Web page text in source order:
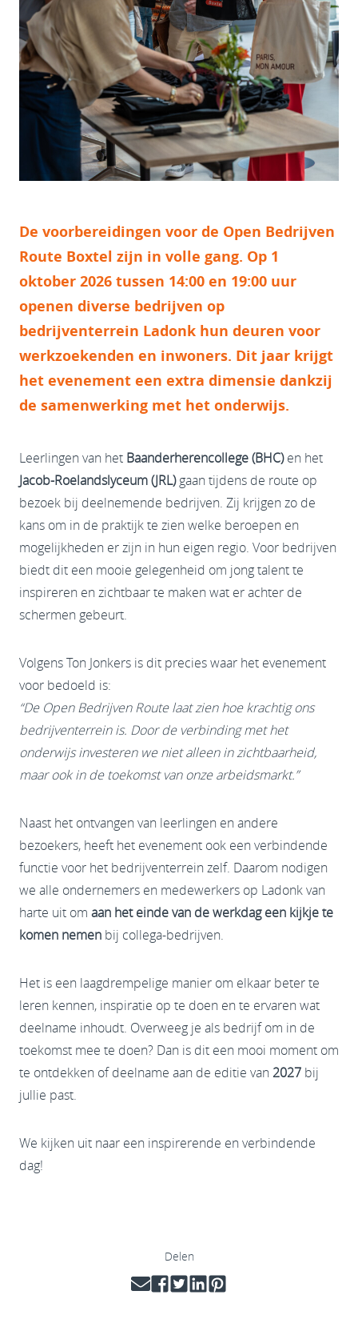
De voorbereidingen voor de Open Bedrijven
Route Boxtel zijn in volle gang. Op 1
oktober 2026 tussen 14:00 en 19:00 uur
openen diverse bedrijven op
bedrijventerrein Ladonk hun deuren voor
werkzoekenden en inwoners. Dit jaar krijgt
het evenement een extra dimensie dankzij
de samenwerking met het onderwijs.
Leerlingen van het Baanderherencollege (BHC)en het
Jacob-Roelandslyceum (JRL)gaan tijdens de route op
bezoek bij deelnemende bedrijven. Zij krijgen zo de
kans om in de praktijk te zien welke beroepen en
mogelijkheden er zijn in hun eigen regio. Voor bedrijven
biedt dit een mooie gelegenheid om jong talent te
inspireren en zichtbaar te maken wat er achter de
schermen gebeurt.
Volgens Ton Jonkers is dit precies waar het evenement
voor bedoeld is:
“De Open Bedrijven Route laat zien hoe krachtig ons
bedrijventerrein is. Door de verbinding met het
onderwijs investeren we niet alleen in zichtbaarheid,
maar ook in de toekomst van onze arbeidsmarkt.”
Naast het ontvangen van leerlingen en andere
bezoekers, heeft het evenement ook een verbindende
functie voor het bedrijventerrein zelf. Daarom nodigen
we alle ondernemers en medewerkers op Ladonk van
harte uit om aan het einde van de werkdag een kijkje te
komen nemen bij collega-bedrijven.
Het is een laagdrempelige manier om elkaar beter te
leren kennen, inspiratie op te doen en te ervaren wat
deelname inhoudt. Overweeg je als bedrijf om in de
toekomst mee te doen? Dan is dit een mooi moment om
te ontdekken of deelname aan de editie van 2027 bij
jullie past.
We kijken uit naar een inspirerende en verbindende
dag!
Delen